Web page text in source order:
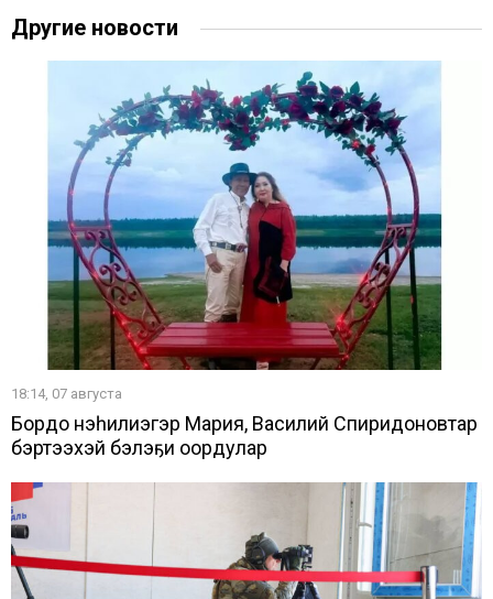
Другие новости
18:14, 07 августа
Бордоҥ нэһилиэгэр Мария, Василий Спиридоновтар
бэртээхэй бэлэҕи оҥордулар